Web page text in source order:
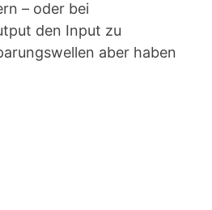
– oder bei
den Input zu
aber haben